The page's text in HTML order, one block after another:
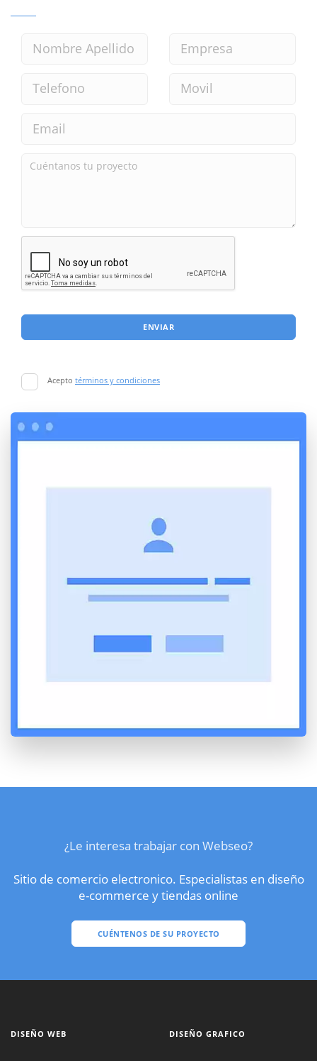
ENVIAR
Acepto términos y condiciones
¿Le interesa trabajar con Webseo?
Sitio de comercio electronico. Especialistas en diseño
e-commerce y tiendas online
CUÉNTENOS DE SU PROYECTO
DISEÑO WEB DISEÑO GRAFICO